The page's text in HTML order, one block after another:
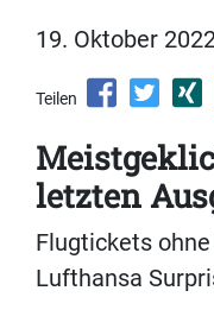
19. Oktober
Teilen
letzten
Flugtickets
Lufthansa